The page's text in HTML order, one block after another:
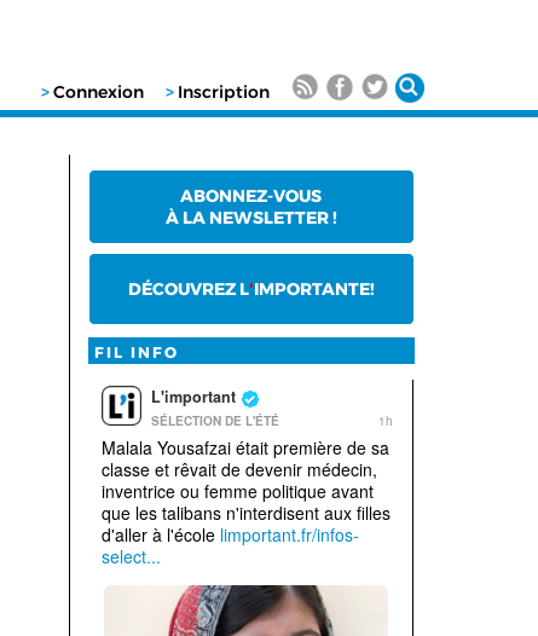
>Connexion > Inscription
ABONNEZ-VOUS
À LA NEWSLETTER !
DÉCOUVREZ L'IMPORTANTE!
FIL INFO